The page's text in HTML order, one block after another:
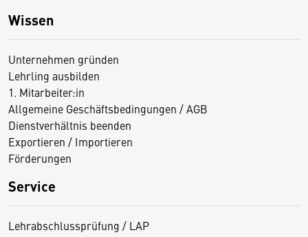
Wissen
Unternehmen gründen
Lehrling ausbilden
1. Mitarbeiter:in
Allgemeine Geschäftsbedingungen / AGB
Dienstverhältnis beenden
Exportieren / Importieren
Förderungen
Service
Lehrabschlussprüfung / LAP